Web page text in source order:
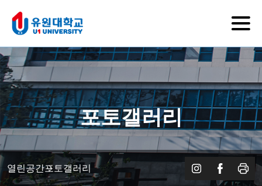
포토갤러리
열린공간포토갤러리